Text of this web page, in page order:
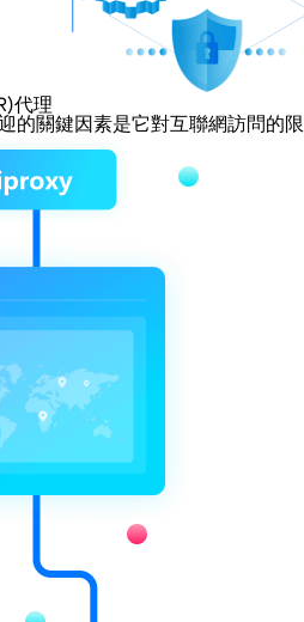
代理
的關鍵因素是它對互聯網訪問的